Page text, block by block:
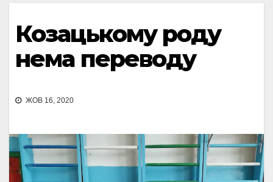
Козацькому роду
нема переводу
ЖОВ 16, 2020